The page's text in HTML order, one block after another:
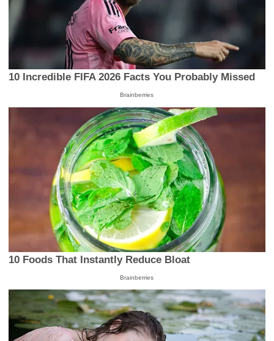
10 Incredible FIFA 2026 Facts You Probably Missed
Brainberries
10 Foods That Instantly Reduce Bloat
Brainberries